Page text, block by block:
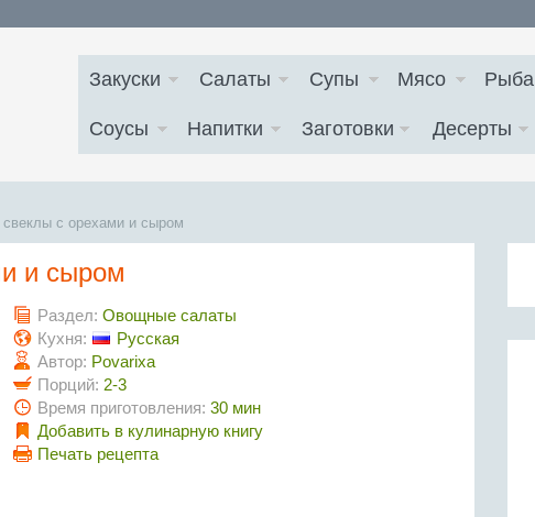
Закуски Салаты Супы Мясо Рыба
Соусы Напитки Заготовки Десерты
свеклы с орехами и сыром
и сыром
Раздел: Овощные салаты
Кухня:
Русская
Автор: Povarixa
Порций: 2-3
Время приготовления: 30 мин
Добавить в кулинарную книгу
Печать рецепта